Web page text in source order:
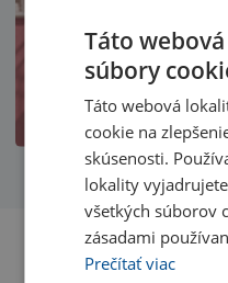
Táto
súbory
Táto webová
cookie na
skúsenosti.
lokality
všetkých súborov
zásadami
Prečítať viac